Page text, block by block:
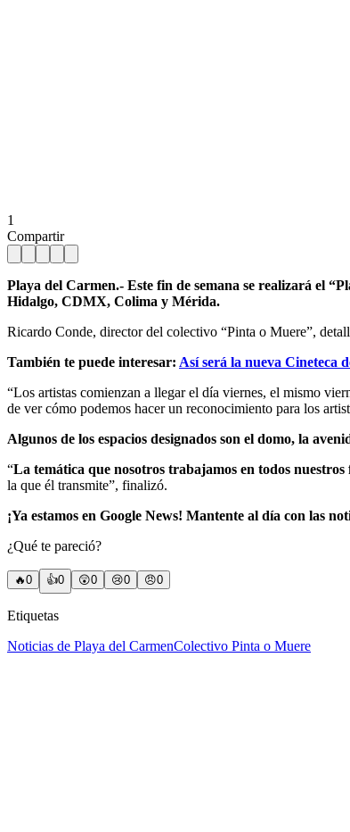
1
Compartir
Playa del Carmen.- Este fin de semana se realizará el
Hidalgo, CDMX, Colima y Mérida.
Ricardo Conde, director del colectivo “Pinta o Muere”,
También te puede interesar: Así será la nueva Cineteca
“Los artistas comienzan a llegar el día viernes, el mismo
de ver cómo podemos hacer un reconocimiento para los
Algunos de los espacios designados son el domo, la
“La temática que nosotros trabajamos en todos
la que él transmite”, finalizó.
¡Ya estamos en Google News! Mantente al día con las
¿Qué te pareció?
🔥0 👍0 😲0 😢0 😠0
Etiquetas
Noticias de Playa del CarmenColectivo Pinta o Muere